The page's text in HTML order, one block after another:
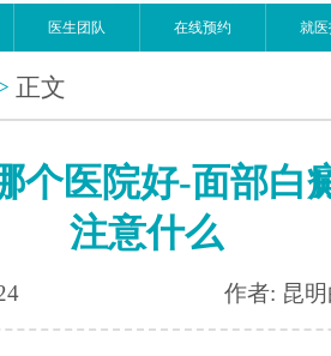
医生团队 在线预约 就
正文
个医院好-面部白
注意什么
作者: 昆